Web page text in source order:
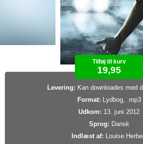
Tilføj til kurv
19,95
Levering: Kan downloades med
Format: Lydbog, .mp3
Udkom: 13. juni 2012
Sprog: Dansk
Indlæst af: Louise